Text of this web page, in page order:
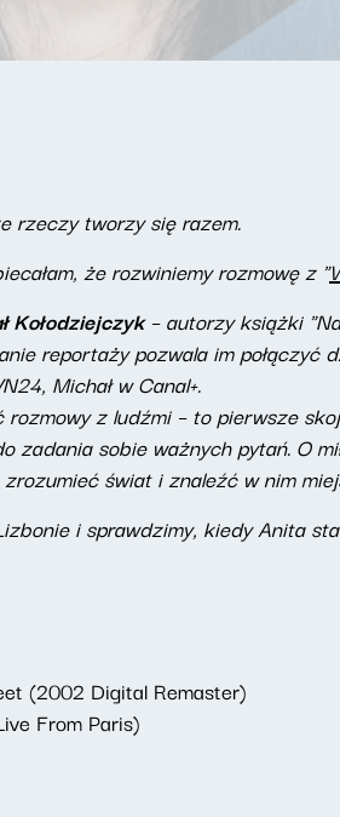
rzeczy tworzy się razem.
że rozwiniemy rozmowę z "
Kołodziejczyk– autorzy książki
reportaży pozwala im połączyć
Michał w Canal+.
z ludźmi – to pierwsze
sobie ważnych pytań. O
świat i znaleźć w nim
i sprawdzimy, kiedy Anita
(2002 Digital Remaster)
From Paris)